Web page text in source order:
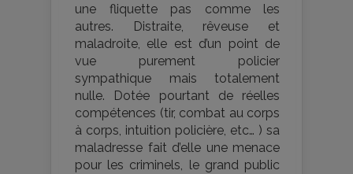
une fliquette pas comme les
autres. Distraite, rêveuse et
maladroite, elle est d’un point de
vue purement policier
sympathique mais totalement
nulle. Dotée pourtant de réelles
compétences (tir, combat au corps
à corps, intuition policière, etc… ) sa
maladresse fait d’elle une menace
pour les criminels, le grand public